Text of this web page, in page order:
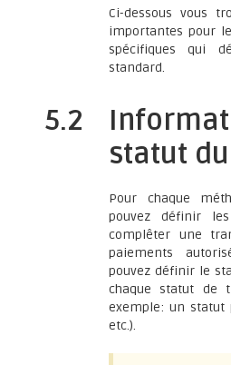
Ci-dessous vous
importantes pour
spécifiques qui
standard.
5.2
statut
Pour chaque
pouvez définir
complêter une
paiements
pouvez définir le
chaque statut de
exemple: un statut
etc.).